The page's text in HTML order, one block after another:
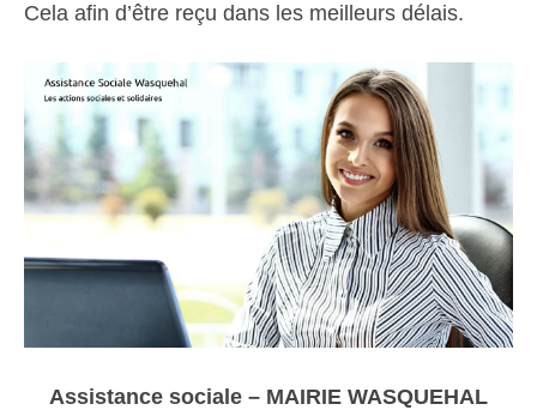
Cela afin d’être reçu dans les meilleurs délais.
Assistance sociale – MAIRIE WASQUEHAL